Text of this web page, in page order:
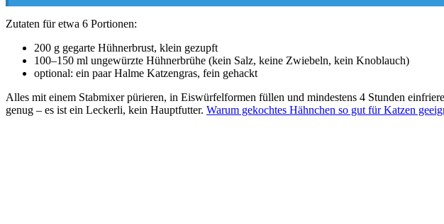
Zutaten für etwa 6 Portionen:
200 g gegarte Hühnerbrust, klein gezupft
100–150 ml ungewürzte Hühnerbrühe (kein Salz, keine Zwiebeln, kein Knoblauch)
optional: ein paar Halme Katzengras, fein gehackt
Alles mit einem Stabmixer pürieren, in Eiswürfelformen füllen und mindestens 4 Stunden
genug – es ist ein Leckerli, kein Hauptfutter. Warum gekochtes Hähnchen so gut für Katzen